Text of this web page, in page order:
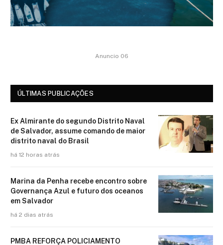
Anuncio 06
ÚLTIMAS PUBLICAÇÕES
Ex Almirante do segundo Distrito Naval
de Salvador, assume comando de maior
distrito naval do Brasil
há 12 horas atrás
Marina da Penha recebe encontro sobre
Governança Azul e futuro dos oceanos
em Salvador
há 2 dias atrás
PMBA REFORÇA POLICIAMENTO